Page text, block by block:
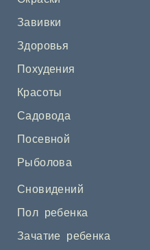
Завивки
Здоровья
Похудения
Красоты
Садовода
Посевной
Рыболова
Сновидений
Пол ребенка
Зачатие ребенка